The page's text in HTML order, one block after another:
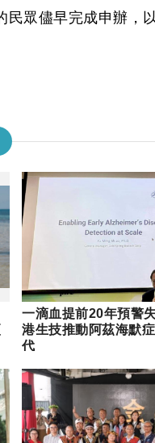
眾儘早完成申辦，
一滴血提前20年預警
港生技推動阿茲海默
代